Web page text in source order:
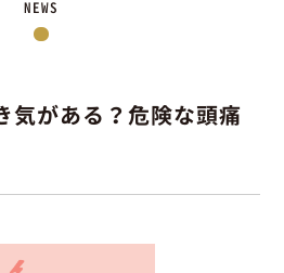
気がある？危険な頭痛
NEWS